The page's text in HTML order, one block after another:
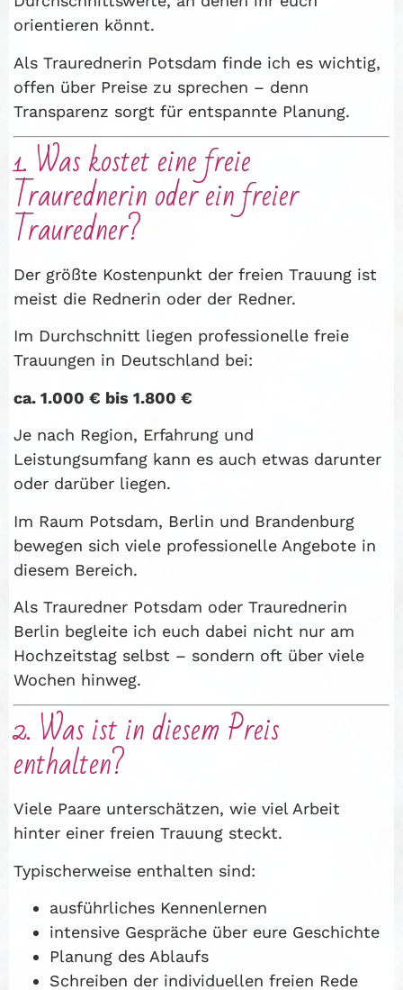
orientieren könnt.
Als Traurednerin Potsdam finde ich es wichtig,
offen über Preise zu sprechen – denn
Transparenz sorgt für entspannte Planung.
1. Was kostet eine freie
Traurednerin oder ein freier
Trauredner?
Der größte Kostenpunkt der freien Trauung ist
meist die Rednerin oder der Redner.
Im Durchschnitt liegen professionelle freie
Trauungen in Deutschland bei:
ca. 1.000 € bis 1.800 €
Je nach Region, Erfahrung und
Leistungsumfang kann es auch etwas darunter
oder darüber liegen.
Im Raum Potsdam, Berlin und Brandenburg
bewegen sich viele professionelle Angebote in
diesem Bereich.
Als Trauredner Potsdam oder Traurednerin
Berlin begleite ich euch dabei nicht nur am
Hochzeitstag selbst – sondern oft über viele
Wochen hinweg.
2. Was ist in diesem Preis
enthalten?
Viele Paare unterschätzen, wie viel Arbeit
hinter einer freien Trauung steckt.
Typischerweise enthalten sind:
ausführliches Kennenlernen
intensive Gespräche über eure Geschichte
Planung des Ablaufs
Schreiben der individuellen freien Rede